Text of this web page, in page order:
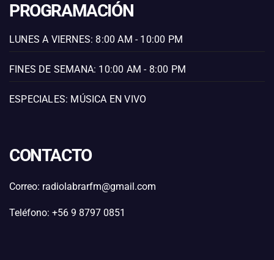
PROGRAMACIÓN
LUNES A VIERNES: 8:00 AM - 10:00 PM
FINES DE SEMANA: 10:00 AM - 8:00 PM
ESPECIALES: MÚSICA EN VIVO
CONTACTO
Correo: radiolabrarfm@gmail.com
Teléfono: +56 9 8797 0851